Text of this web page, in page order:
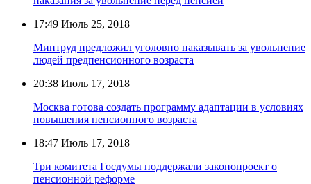
17:49 Июль 25, 2018
Минтруд предложил уголовно наказывать за увольнение
людей предпенсионного возраста
20:38 Июль 17, 2018
Москва готова создать программу адаптации в условиях
повышения пенсионного возраста
18:47 Июль 17, 2018
Три комитета Госдумы поддержали законопроект о
пенсионной реформе